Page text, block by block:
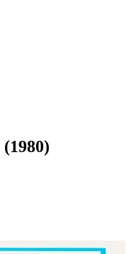
(1980)